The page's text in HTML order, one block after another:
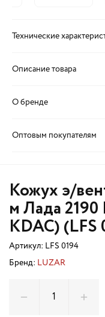
Технические
Описание товара
О бренде
Оптовым покупателям
Кожух э/
м Лада 2190
KDAC) (LFS
Артикул: LFS 0194
Бренд: LUZAR